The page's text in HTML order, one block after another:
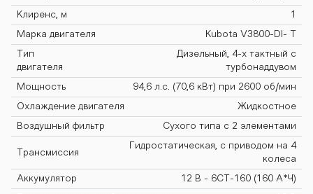
с ОС-2500М Ба
рс ОС-2500М Б
арс ОС-2500М
Клиренс, м 1
Марка двигателя Kubota V3800-DI- T
Тип
двигателя
Дизельный, 4-х тактный с
турбонаддувом
Мощность 94,6 л.с. (70,6 кВт) при 2600 об/мин
Охлаждение двигателя Жидкостное
Воздушный фильтр Сухого типа с 2 элементами
Трансмиссия
Гидростатическая, с приводом на 4
колеса
Аккумулятор 12 В - 6СТ-160 (160 А*Ч)